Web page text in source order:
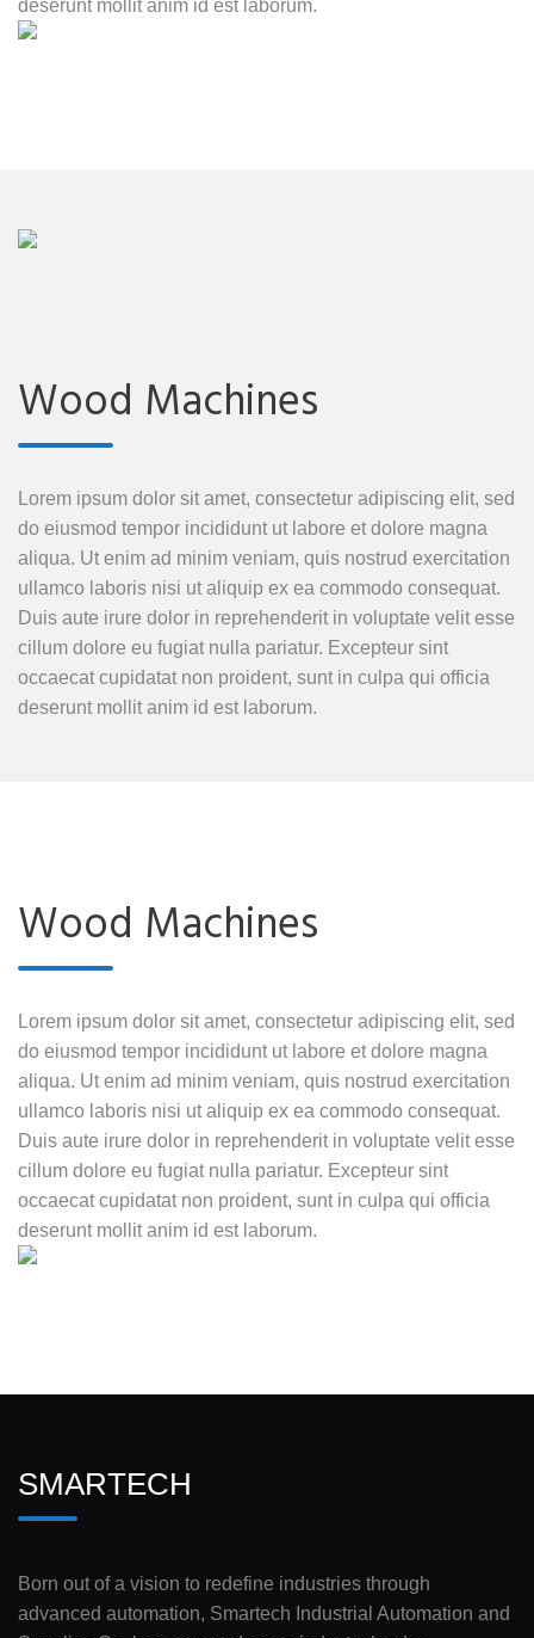
deserunt mollit anim id est laborum.
Wood Machines
Lorem ipsum dolor sit amet, consectetur adipiscing elit, sed
do eiusmod tempor incididunt ut labore et dolore magna
aliqua. Ut enim ad minim veniam, quis nostrud exercitation
ullamco laboris nisi ut aliquip ex ea commodo consequat.
Duis aute irure dolor in reprehenderit in voluptate velit esse
cillum dolore eu fugiat nulla pariatur. Excepteur sint
occaecat cupidatat non proident, sunt in culpa qui officia
deserunt mollit anim id est laborum.
Wood Machines
Lorem ipsum dolor sit amet, consectetur adipiscing elit, sed
do eiusmod tempor incididunt ut labore et dolore magna
aliqua. Ut enim ad minim veniam, quis nostrud exercitation
ullamco laboris nisi ut aliquip ex ea commodo consequat.
Duis aute irure dolor in reprehenderit in voluptate velit esse
cillum dolore eu fugiat nulla pariatur. Excepteur sint
occaecat cupidatat non proident, sunt in culpa qui officia
deserunt mollit anim id est laborum.
SMARTECH
Born out of a vision to redefine industries through
advanced automation, Smartech Industrial Automation and